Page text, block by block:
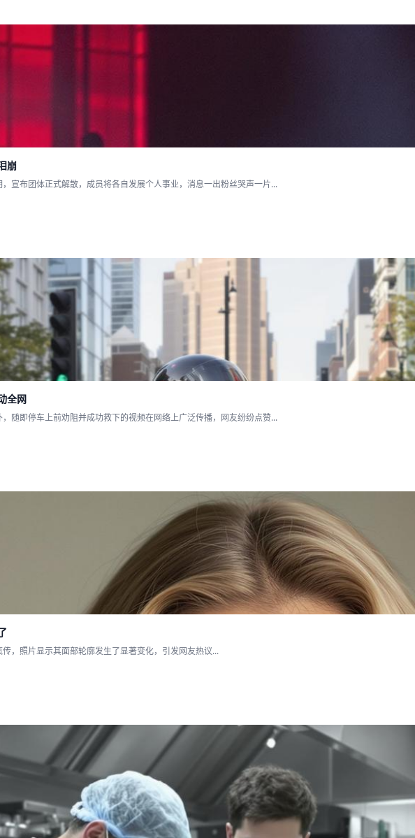
崩
宣布团体正式解散，成员将各自发展个人事业，消息一出粉丝哭声一片...
全网
随即停车上前劝阻并成功救下的视频在网络上广泛传播，网友纷纷点赞...
，照片显示其面部轮廓发生了显著变化，引发网友热议...